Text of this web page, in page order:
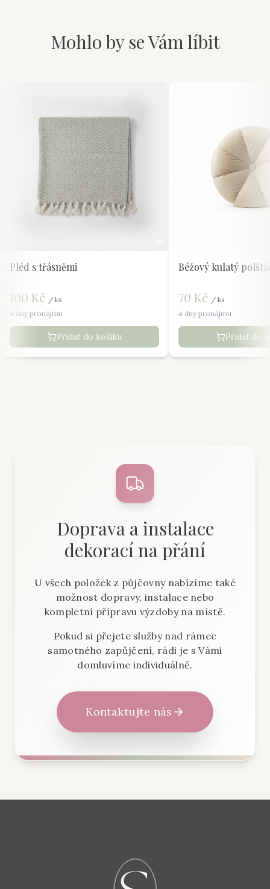
Mohlo by se Vám líbit
Pléd s třásněmi
100 Kč / ks
4 dny pronájmu
Přidat do košíku
Béžový kulatý
70 Kč / ks
4 dny pronájmu
Přidat do
Doprava a instalace
dekorací na přání
U všech položek z půjčovny nabízíme také
možnost dopravy, instalace nebo
kompletní přípravu výzdoby na místě.
Pokud si přejete služby nad rámec
samotného zapůjčení, rádi je s Vámi
domluvíme individuálně.
Kontaktujte nás